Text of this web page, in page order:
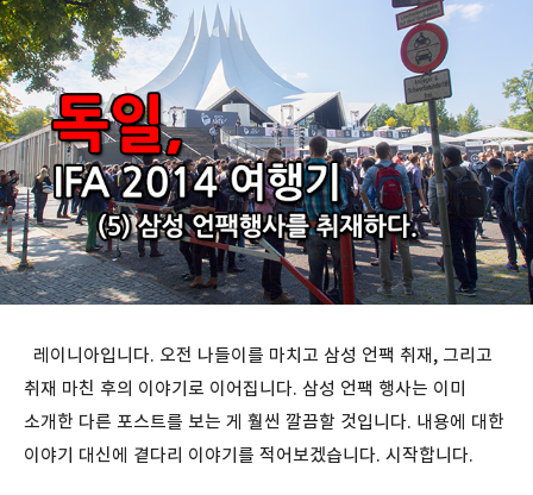
레이니아입니다. 오전 나들이를 마치고 삼성 언팩 취재, 그리고
취재 마친 후의 이야기로 이어집니다. 삼성 언팩 행사는 이미
소개한 다른 포스트를 보는 게 훨씬 깔끔할 것입니다. 내용에 대한
이야기 대신에 곁다리 이야기를 적어보겠습니다. 시작합니다.